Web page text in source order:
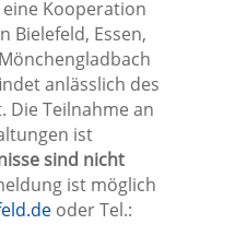
Kooperation
Bielefeld, Essen,
anlässlich des
Die Teilnahme an
ist
sind nicht
ist möglich
oder Tel.: